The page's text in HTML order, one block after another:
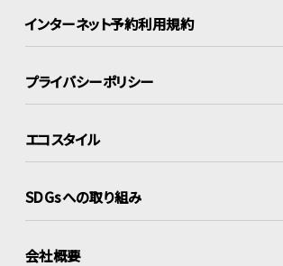
インターネット予約利用規約
プライバシーポリシー
エコスタイル
SDGsへの取り組み
会社概要